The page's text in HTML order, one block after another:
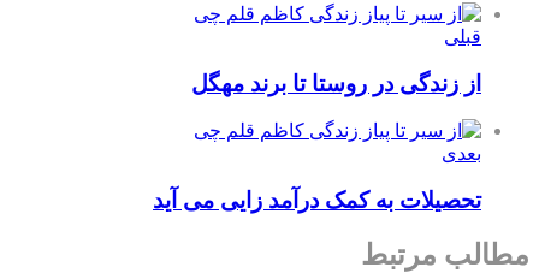
قبلی
از زندگی در روستا تا برند مهگل
بعدی
تحصیلات به کمک درآمد زایی می آید
مطالب مرتبط